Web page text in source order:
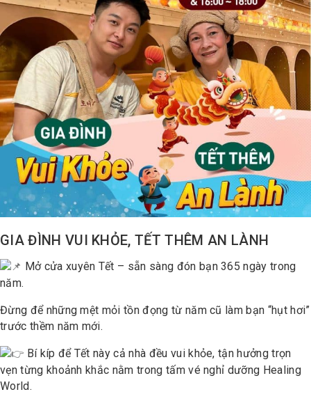
GIA ĐÌNH VUI KHỎE, TẾT THÊM AN LÀNH
Mở cửa xuyên Tết – sẵn sàng đón bạn 365 ngày trong
năm.
Đừng để những mệt mỏi tồn đọng từ năm cũ làm bạn “hụt hơi”
trước thềm năm mới.
Bí kíp để Tết này cả nhà đều vui khỏe, tận hưởng trọn
vẹn từng khoảnh khắc nằm trong tấm vé nghỉ dưỡng Healing
World.